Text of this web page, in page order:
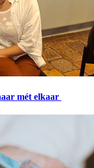
mét elkaar